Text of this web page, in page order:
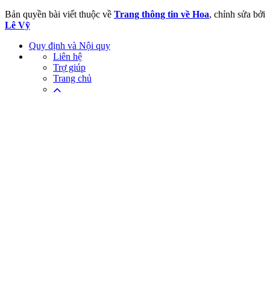
Bản quyền bài viết thuộc về Trang thông tin về Hoa, chỉnh sửa bởi
Lê Vỹ
Quy định và Nội quy
Liên hệ
Trợ giúp
Trang chủ